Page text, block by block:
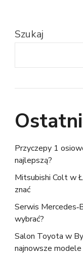
Szukaj
Przyczepy 1
najlepszą?
Mitsubishi Colt w
znać
Serwis
wybrać?
Salon Toyota w
najnowsze modele